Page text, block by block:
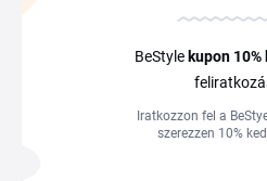
vagy egy-egy kategóriából
így gyorsan átnézheted, melyik
BeStyle kupon 10%
Iratkozzon fel a
szerezzen 10%